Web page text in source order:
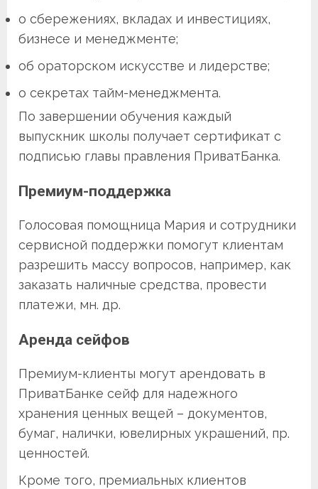
о сбережениях, вкладах и инвестициях,
бизнесе и менеджменте;
об ораторском искусстве и лидерстве;
о секретах тайм-менеджмента.
По завершении обучения каждый
выпускник школы получает сертификат с
подписью главы правления ПриватБанка.
Премиум-поддержка
Голосовая помощница Мария и сотрудники
сервисной поддержки помогут клиентам
разрешить массу вопросов, например, как
заказать наличные средства, провести
платежи, мн. др.
Аренда сейфов
Премиум-клиенты могут арендовать в
ПриватБанке сейф для надежного
хранения ценных вещей – документов,
бумаг, налички, ювелирных украшений, пр.
ценностей.
Кроме того, премиальных клиентов